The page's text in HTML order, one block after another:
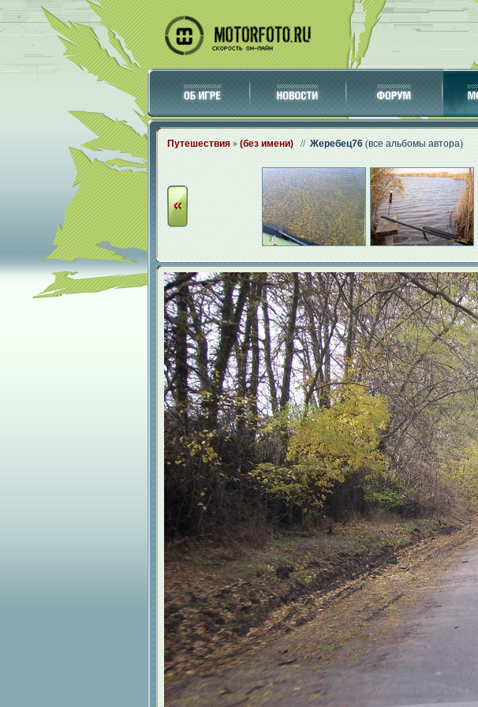
Путешествия » (без имени) // Жеребец76 (все альбомы автора)